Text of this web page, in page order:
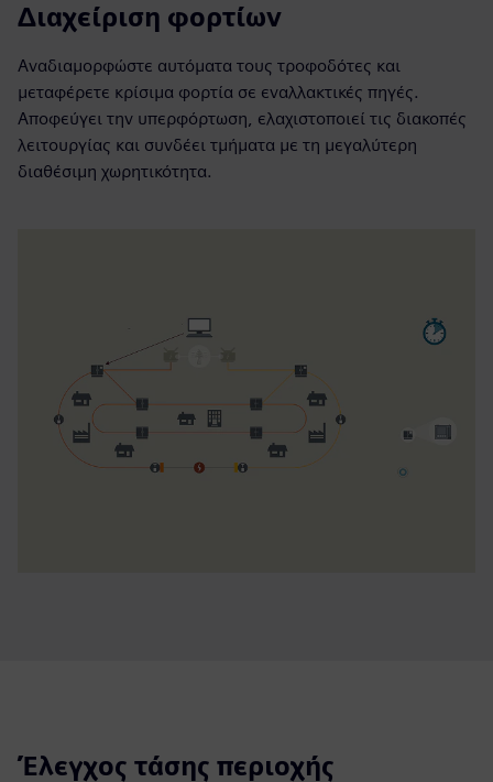
Διαχείριση φορτίων
Αναδιαμορφώστε αυτόματα τους τροφοδότες και
μεταφέρετε κρίσιμα φορτία σε εναλλακτικές πηγές.
Αποφεύγει την υπερφόρτωση, ελαχιστοποιεί τις διακοπές
λειτουργίας και συνδέει τμήματα με τη μεγαλύτερη
διαθέσιμη χωρητικότητα.
Έλεγχος τάσης περιοχής